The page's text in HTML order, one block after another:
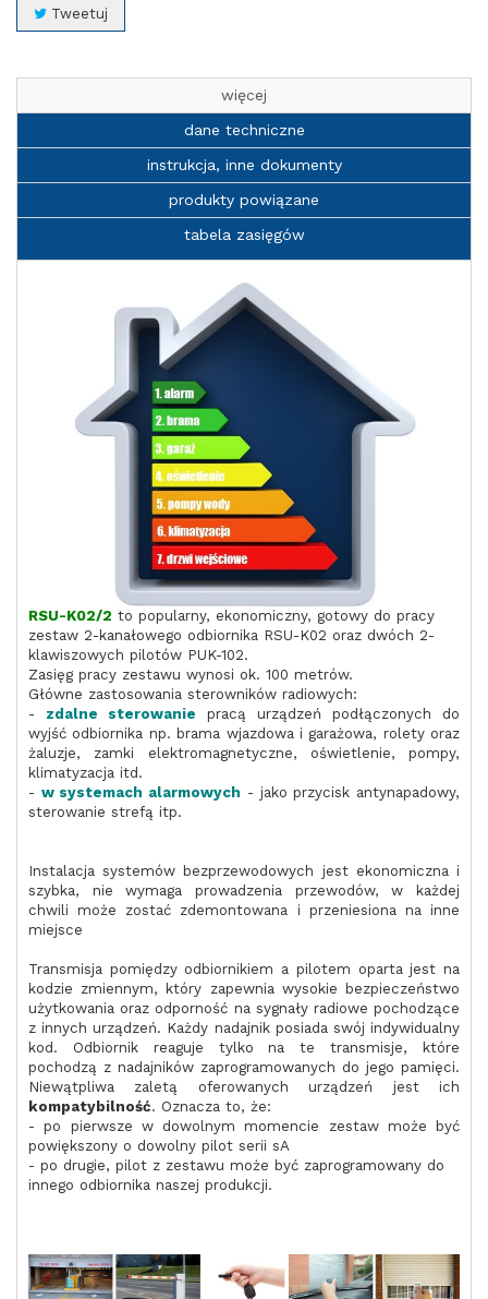
Tweetuj
więcej
dane techniczne
instrukcja, inne dokumenty
produkty powiązane
tabela zasięgów
RSU-K02/2 to popularny, ekonomiczny, gotowy do pracy
zestaw 2-kanałowego odbiornika RSU-K02 oraz dwóch 2-
klawiszowych pilotów PUK-102.
Zasięg pracy zestawu wynosi ok. 100 metrów.
Główne zastosowania sterowników radiowych:
- zdalne sterowanie pracą urządzeń podłączonych do
wyjść odbiornika np. brama wjazdowa i garażowa, rolety oraz
żaluzje, zamki elektromagnetyczne, oświetlenie, pompy,
klimatyzacja itd.
- w systemach alarmowych - jako przycisk antynapadowy,
sterowanie strefą itp.
Instalacja systemów bezprzewodowych jest ekonomiczna i
szybka, nie wymaga prowadzenia przewodów, w każdej
chwili może zostać zdemontowana i przeniesiona na inne
miejsce
Transmisja pomiędzy odbiornikiem a pilotem oparta jest na
kodzie zmiennym, który zapewnia wysokie bezpieczeństwo
użytkowania oraz odporność na sygnały radiowe pochodzące
z innych urządzeń. Każdy nadajnik posiada swój indywidualny
kod. Odbiornik reaguje tylko na te transmisje, które
pochodzą z nadajników zaprogramowanych do jego pamięci.
Niewątpliwa zaletą oferowanych urządzeń jest ich
kompatybilność. Oznacza to, że:
- po pierwsze w dowolnym momencie zestaw może być
powiększony o dowolny pilot serii sA
- po drugie, pilot z zestawu może być zaprogramowany do
innego odbiornika naszej produkcji.